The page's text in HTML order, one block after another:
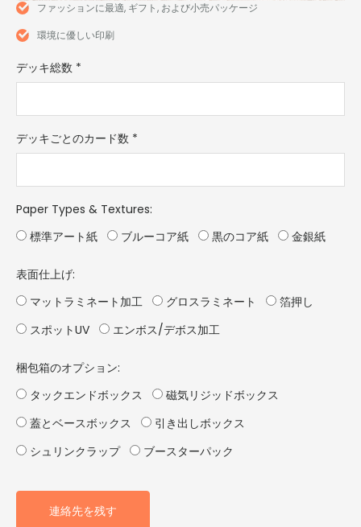
ファッションに最適, ギフト, および小売パッケージ
環境に優しい印刷
デッキ総数 *
デッキごとのカード数 *
Paper Types & Textures:
標準アート紙
ブルーコア紙 黒のコア紙 金銀紙
表面仕上げ:
マットラミネート加工
グロスラミネート
箔押し
スポットUV
エンボス/デボス加工
梱包箱のオプション:
タックエンドボックス
磁気リジッドボックス
蓋とベースボックス
引き出しボックス
シュリンクラップ
ブースターパック
連絡先を残す